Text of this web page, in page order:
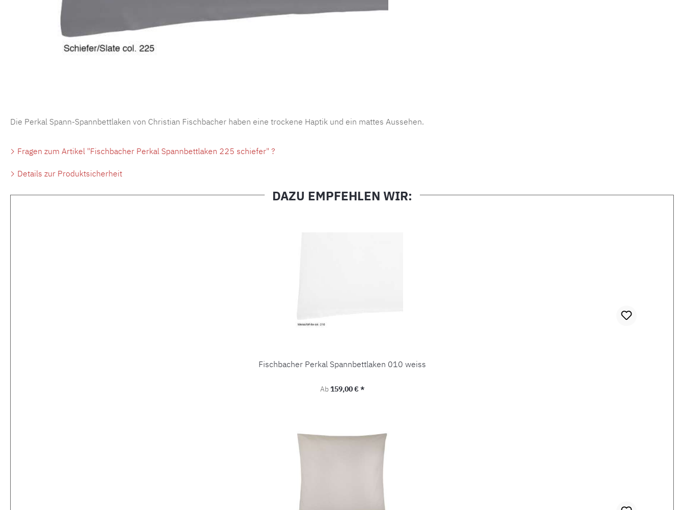
Die Perkal Spann-Spannbettlaken von Christian Fischbacher haben eine trockene Haptik und ein mattes Aussehen.
Fragen zum Artikel "Fischbacher Perkal Spannbettlaken 225 schiefer" ?
Details zur Produktsicherheit
DAZU EMPFEHLEN WIR:
Fischbacher Perkal Spannbettlaken 010 weiss
Regulärer Preis:
Ab159,00 € *